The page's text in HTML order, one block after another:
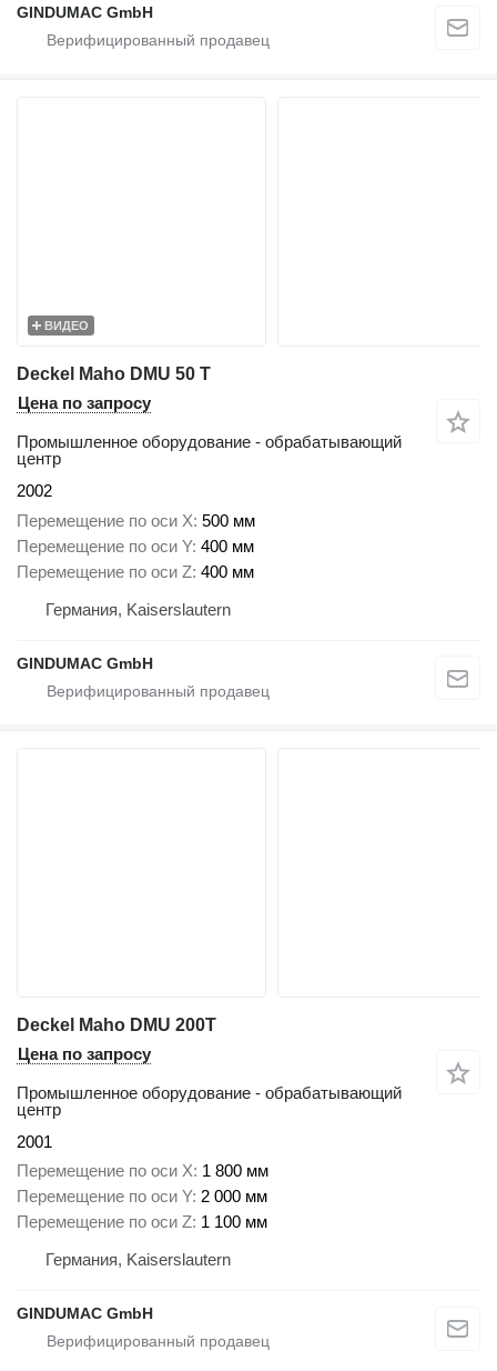
GINDUMAC GmbH
ВИДЕО
Deckel Maho DMU 50 T
Цена по запросу
Промышленное оборудование - обрабатывающий
центр
2002
Перемещение по оси X 500 мм
Перемещение по оси Y 400 мм
Перемещение по оси Z 400 мм
Германия, Kaiserslautern
GINDUMAC GmbH
Deckel Maho DMU 200T
Цена по запросу
Промышленное оборудование - обрабатывающий
центр
2001
Перемещение по оси X 1 800 мм
Перемещение по оси Y 2 000 мм
Перемещение по оси Z 1 100 мм
Германия, Kaiserslautern
GINDUMAC GmbH